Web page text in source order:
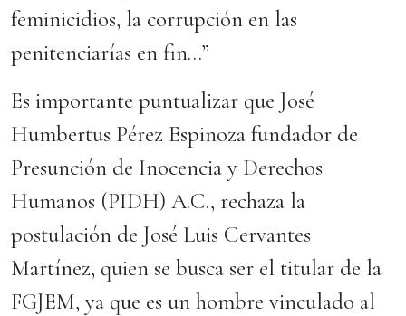
feminicidios, la corrupción en las
penitenciarías en fin…”
Es importante puntualizar que José
Humbertus Pérez Espinoza fundador de
Presunción de Inocencia y Derechos
Humanos (PIDH) A.C., rechaza la
postulación de José Luis Cervantes
Martínez, quien se busca ser el titular de la
FGJEM, ya que es un hombre vinculado al